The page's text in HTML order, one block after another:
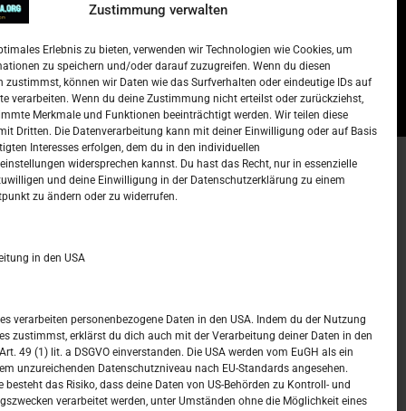
Zustimmung verwalten
Erlebnis zu bieten, verwenden wir Technologien wie Cookies, um
zu speichern und/oder darauf zuzugreifen. Wenn du diesen
zustimmst, können wir Daten wie das Surfverhalten oder eindeutige IDs auf
verarbeiten. Wenn du deine Zustimmung nicht erteilst oder zurückziehst,
Merkmale und Funktionen beeinträchtigt werden. Wir teilen diese
Dritten. Die Datenverarbeitung kann mit deiner Einwilligung oder auf Basis
Interesses erfolgen, dem du in den individuellen
widersprechen kannst. Du hast das Recht, nur in essenzielle
und deine Einwilligung in der Datenschutzerklärung zu einem
zu ändern oder zu widerrufen.
in den USA
verarbeiten personenbezogene Daten in den USA. Indem du der Nutzung
zustimmst, erklärst du dich auch mit der Verarbeitung deiner Daten in den
49 (1) lit. a DSGVO einverstanden. Die USA werden vom EuGH als ein
unzureichenden Datenschutzniveau nach EU-Standards angesehen.
besteht das Risiko, dass deine Daten von US-Behörden zu Kontroll- und
verarbeitet werden, unter Umständen ohne die Möglichkeit eines
Lista najtraženijih deficitarnih
15. Oktober 2022 Redakcija
–
Kalendar
7 8 9 10 11 12 13
14 15 16 17 18 19
21 22 23 24 25 26 27